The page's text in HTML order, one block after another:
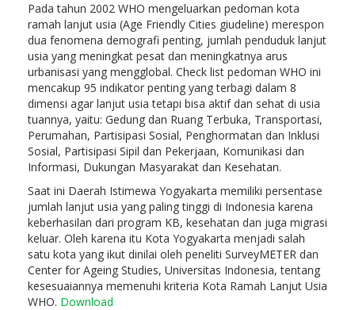
Pada tahun 2002 WHO mengeluarkan pedoman kota
ramah lanjut usia (Age Friendly Cities giudeline) merespon
dua fenomena demografi penting, jumlah penduduk lanjut
usia yang meningkat pesat dan meningkatnya arus
urbanisasi yang mengglobal. Check list pedoman WHO ini
mencakup 95 indikator penting yang terbagi dalam 8
dimensi agar lanjut usia tetapi bisa aktif dan sehat di usia
tuannya, yaitu: Gedung dan Ruang Terbuka, Transportasi,
Perumahan, Partisipasi Sosial, Penghormatan dan Inklusi
Sosial, Partisipasi Sipil dan Pekerjaan, Komunikasi dan
Informasi, Dukungan Masyarakat dan Kesehatan.
Saat ini Daerah Istimewa Yogyakarta memiliki persentase
jumlah lanjut usia yang paling tinggi di Indonesia karena
keberhasilan dari program KB, kesehatan dan juga migrasi
keluar. Oleh karena itu Kota Yogyakarta menjadi salah
satu kota yang ikut dinilai oleh peneliti SurveyMETER dan
Center for Ageing Studies, Universitas Indonesia, tentang
kesesuaiannya memenuhi kriteria Kota Ramah Lanjut Usia
WHO. Download